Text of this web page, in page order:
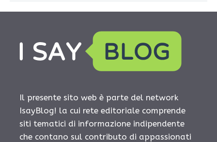
Il presente sito web è parte del network
IsayBlog! la cui rete editoriale comprende
siti tematici di informazione indipendente
che contano sul contributo di appassionati